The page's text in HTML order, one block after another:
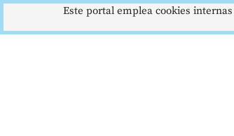
Este portal emplea cookies